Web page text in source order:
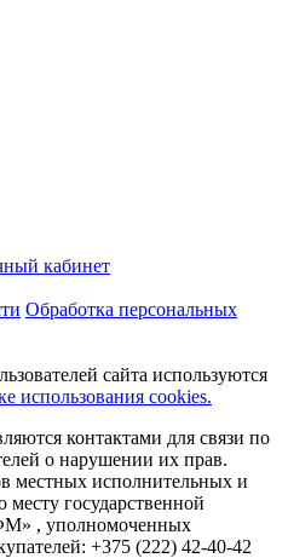
кабинет
Обработка персональных
сайта используются
использования cookies.
контактами для связи по
о нарушении их прав.
местных исполнительных и
месту государственной
, уполномоченных
+375 (222) 42-40-42